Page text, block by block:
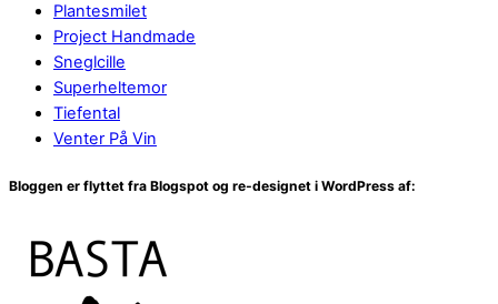
Plantesmilet
Project Handmade
Sneglcille
Superheltemor
Tiefental
Venter På Vin
Bloggen er flyttet fra Blogspot og re-designet i WordPress af: